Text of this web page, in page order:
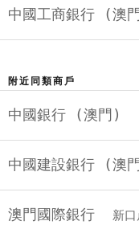
中國工商銀行 (
附近同類商戶
中國銀行 (澳門)
中國建設銀行 (
澳門國際銀行 新